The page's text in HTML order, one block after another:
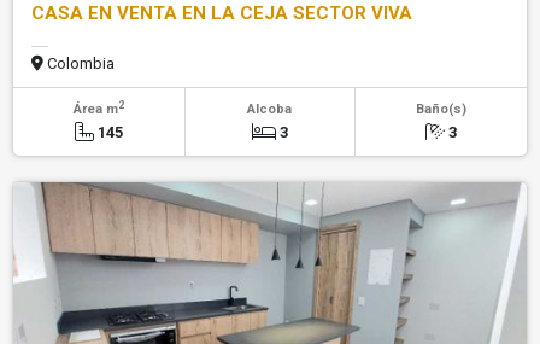
CASA EN VENTA EN LA CEJA SECTOR VIVA
Colombia
Área m2
145
Alcoba
3
Baño(s)
3